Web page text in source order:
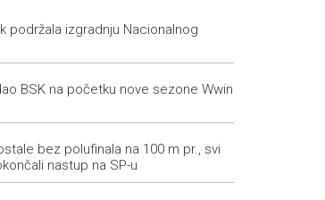
podržala izgradnju Nacionalnog
BSK na početku nove sezone Wwin
bez polufinala na 100 m pr., svi
nastup na SP-u